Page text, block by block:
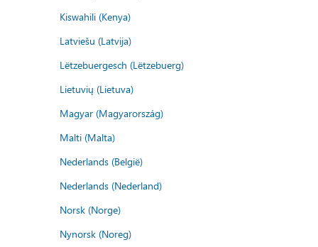
Kiswahili (Kenya)
Latviešu (Latvija)
Lëtzebuergesch (Lëtzebuerg)
Lietuvių (Lietuva)
Magyar (Magyarország)
Malti (Malta)
Nederlands (België)
Nederlands (Nederland)
Norsk (Norge)
Nynorsk (Noreg)